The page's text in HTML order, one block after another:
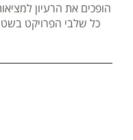
הופכים את הרעיון
כל שלבי הפרויקט